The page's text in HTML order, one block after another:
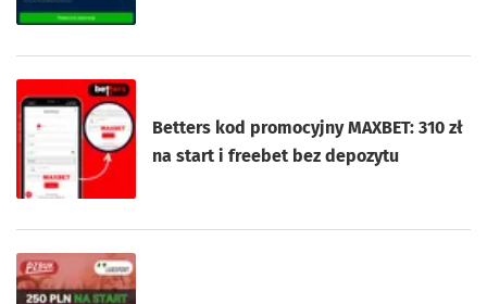
Betters kod promocyjny MAXBET: 310 zł
na start i freebet bez depozytu